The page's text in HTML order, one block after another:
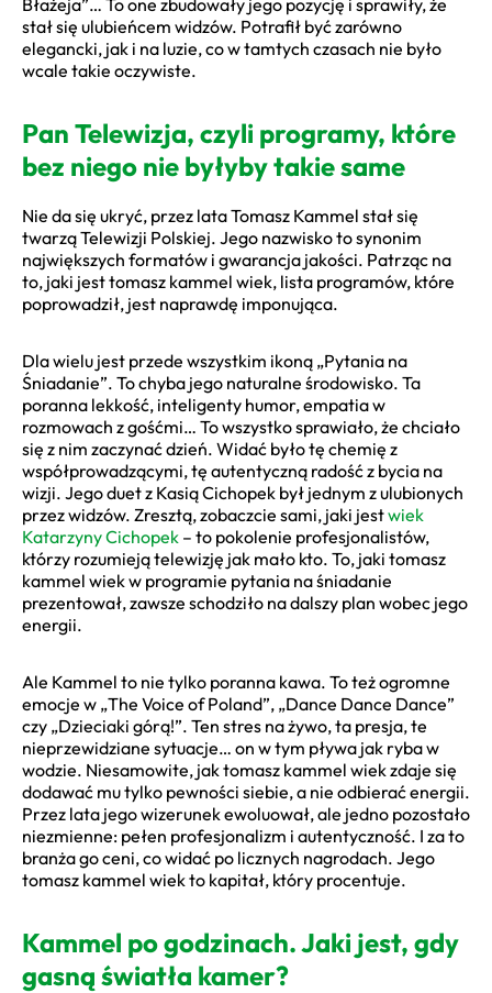
stał się ulubieńcem widzów. Potrafił być zarówno
elegancki, jak i na luzie, co w tamtych czasach nie było
wcale takie oczywiste.
Pan Telewizja, czyli programy, które
bez niego nie byłyby takie same
Nie da się ukryć, przez lata Tomasz Kammel stał się
twarzą Telewizji Polskiej. Jego nazwisko to synonim
największych formatów i gwarancja jakości. Patrząc na
to, jaki jest tomasz kammel wiek, lista programów, które
poprowadził, jest naprawdę imponująca.
Dla wielu jest przede wszystkim ikoną „Pytania na
Śniadanie”. To chyba jego naturalne środowisko. Ta
poranna lekkość, inteligenty humor, empatia w
rozmowach z gośćmi… To wszystko sprawiało, że chciało
się z nim zaczynać dzień. Widać było tę chemię z
współprowadzącymi, tę autentyczną radość z bycia na
wizji. Jego duet z Kasią Cichopek był jednym z ulubionych
przez widzów. Zresztą, zobaczcie sami, jaki jestwiek
Katarzyny Cichopek – to pokolenie profesjonalistów,
którzy rozumieją telewizję jak mało kto. To, jaki tomasz
kammel wiek w programie pytania na śniadanie
prezentował, zawsze schodziło na dalszy plan wobec jego
energii.
Ale Kammel to nie tylko poranna kawa. To też ogromne
emocje w „The Voice of Poland”, „Dance Dance Dance”
czy „Dzieciaki górą!”. Ten stres na żywo, ta presja, te
nieprzewidziane sytuacje… on w tym pływa jak ryba w
wodzie. Niesamowite, jak tomasz kammel wiek zdaje się
dodawać mu tylko pewności siebie, a nie odbierać energii.
Przez lata jego wizerunek ewoluował, ale jedno pozostało
niezmienne: pełen profesjonalizm i autentyczność. I za to
branża go ceni, co widać po licznych nagrodach. Jego
tomasz kammel wiek to kapitał, który procentuje.
Kammel po godzinach. Jaki jest, gdy
gasną światła kamer?